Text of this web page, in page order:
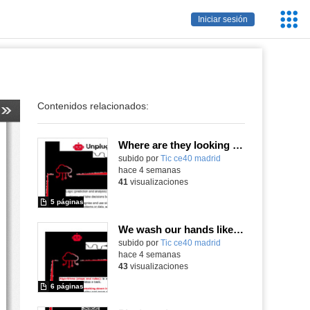
Iniciar sesión
Contenidos relacionados:
Where are they looking at?
subido por Tic ce40 madrid
5 páginas
hace 4 semanas
41 visualizaciones
We wash our hands like robots
subido por Tic ce40 madrid
6 páginas
hace 4 semanas
43visualizaciones